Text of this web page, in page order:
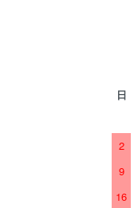
日
2
9
16